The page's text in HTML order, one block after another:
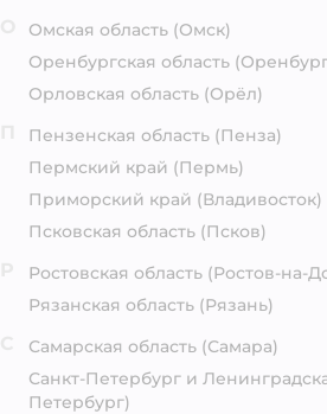
Омская область (Омск)
Оренбургская область
Орловская область (Орёл)
Пензенская область (Пенза)
Пермский край (Пермь)
Приморский край (Владивосток)
Псковская область (Псков)
Ростовская область (Ростов-на-
Рязанская область (Рязань)
Самарская область (Самара)
Санкт-Петербург и
Петербург)